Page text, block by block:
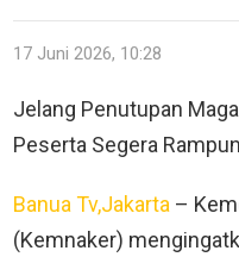
17 Juni 2026, 10:28
Jelang Penutupan
Peserta Segera
Banua Tv,Jakarta –
(Kemnaker)